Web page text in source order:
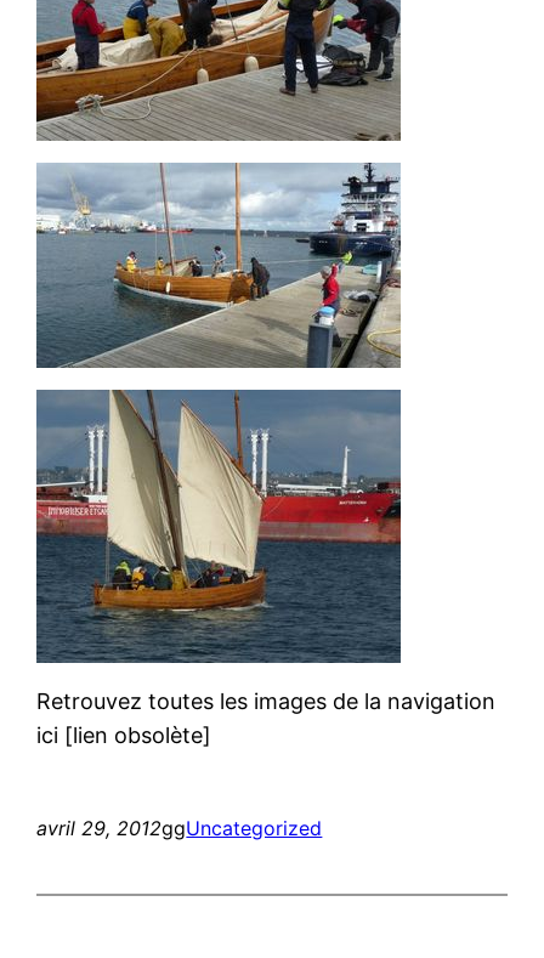
Retrouvez toutes les images de la navigation
ici [lien obsolète]
avril 29, 2012ggUncategorized